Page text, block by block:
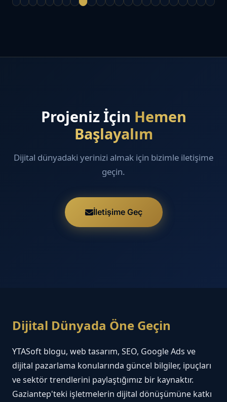
Projeniz İçin Hemen
Başlayalım
Dijital dünyadaki yerinizi almak için bizimle iletişime
geçin.
İletişime Geç
Dijital Dünyada Öne Geçin
YTASoft blogu, web tasarım, SEO, Google Ads ve
dijital pazarlama konularında güncel bilgiler, ipuçları
ve sektör trendlerini paylaştığımız bir kaynaktır.
Gaziantep'teki işletmelerin dijital dönüşümüne katkı